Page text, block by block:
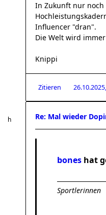
In Zukunft nur
Influencer "dran".
Die Welt wird
Knippi
Zitieren
Re: Mal wieder
bones hat
Sportlerinnen